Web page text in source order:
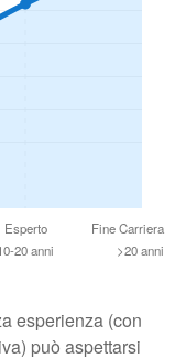
Esperto
20 anni
Fine Carriera
>20 anni
esperienza (con
può aspettarsi